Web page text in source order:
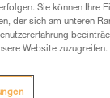
um die es in
Um diese
Sie können Ihre
der sich am unteren
Website zuzugreifen.